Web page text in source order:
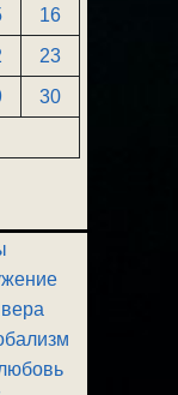
16
23
30
вера